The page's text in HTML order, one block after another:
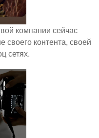
компании сейчас
своего контента, своей
сетях.